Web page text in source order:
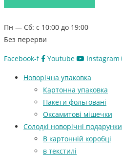
Пн — Сб: с 10:00 до 19:00
Без перерви
Facebook-f Youtube Instagram
Новорічна упаковка
Картонна упаковка
Пакети фольговані
Оксамитові мішечки
Солодкі новорічні подарунки
В картонній коробці
в текстилі